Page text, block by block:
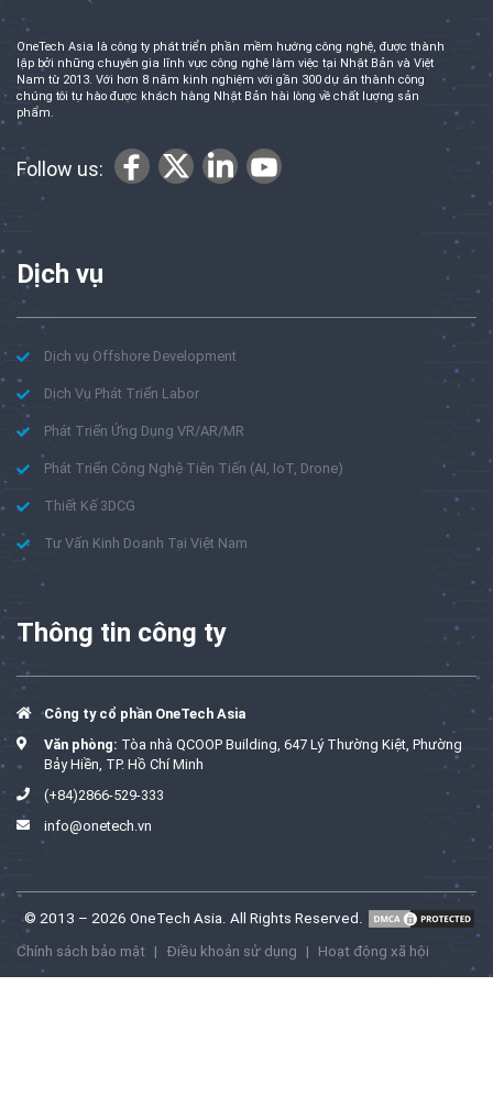
OneTech Asia là công ty phát triển phần mềm hướng công nghệ, được thành
lập bởi những chuyên gia lĩnh vực công nghệ làm việc tại Nhật Bản và Việt
Nam từ 2013. Với hơn 8 năm kinh nghiệm với gần 300 dự án thành công
chúng tôi tự hào được khách hàng Nhật Bản hài lòng về chất lượng sản
phẩm.
Follow us:
Dịch vụ
Dịch vụ Offshore Development
Dịch Vụ Phát Triển Labor
Phát Triển Ứng Dụng VR/AR/MR
Phát Triển Công Nghệ Tiên Tiến (AI, IoT, Drone)
Thiết Kế 3DCG
Tư Vấn Kinh Doanh Tại Việt Nam
Thông tin công ty
Công ty cổ phần OneTech Asia
Văn phòng: Tòa nhà QCOOP Building, 647 Lý Thường Kiệt, Phường
Bảy Hiền, TP. Hồ Chí Minh
(+84)2866-529-333
info@onetech.vn
© 2013 – 2026 OneTech Asia. All Rights Reserved.
Chính sách bảo mật | Điều khoản sử dụng | Hoạt động xã hội